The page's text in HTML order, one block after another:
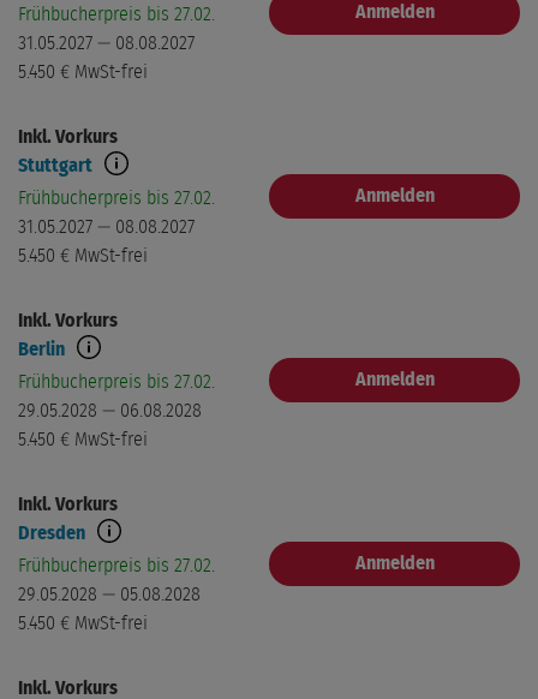
Frühbucherpreis bis 27.02.
31.05.2027 — 08.08.2027
5.450 € MwSt-frei
Anmelden
Inkl. Vorkurs
Stuttgart
Frühbucherpreis bis 27.02.
31.05.2027 — 08.08.2027
5.450 € MwSt-frei
Anmelden
Inkl. Vorkurs
Berlin
Frühbucherpreis bis 27.02.
29.05.2028 — 06.08.2028
5.450 € MwSt-frei
Anmelden
Inkl. Vorkurs
Dresden
Frühbucherpreis bis 27.02.
29.05.2028 — 05.08.2028
5.450 € MwSt-frei
Anmelden
Inkl. Vorkurs